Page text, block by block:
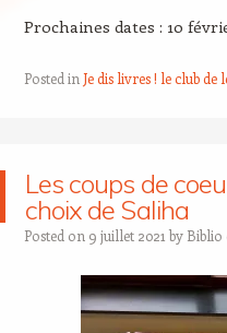
Prochaines dates : 10
Posted in Je dis livres ! le club de
Les coups de
choix de Saliha
Posted on 9 juillet 2021 by Biblio